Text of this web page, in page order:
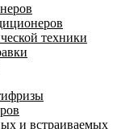
техники
и встраиваемых